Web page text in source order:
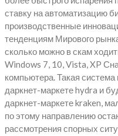
ставку на автоматизацию
производственные
тенденциям Мирового
сколько можно в скам
Windows 7, 10, Vista, XP
компьютера. Такая
даркнет-маркете hydra и
даркнет-маркете kraken,
по этому направлению
рассмотрения спорных